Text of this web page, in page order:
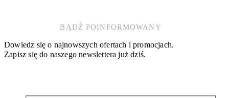
BĄDŹ POINFORMOWANY
Dowiedz się o najnowszych ofertach i promocjach.
Zapisz się do naszego newslettera już dziś.